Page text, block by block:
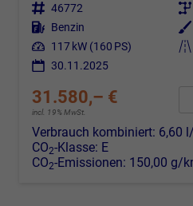
Fahrzeugnr. 46772 Getriebe
Kraftstoff Benzin Außenfarbe
Leistung 117 kW (160 PS) Kilometerstand
30.11.2025
31.580,– €
incl. 19% MwSt.
Verbrauch kombiniert: 6,60
CO2-Klasse: E
CO2-Emissionen: 150,00 g/